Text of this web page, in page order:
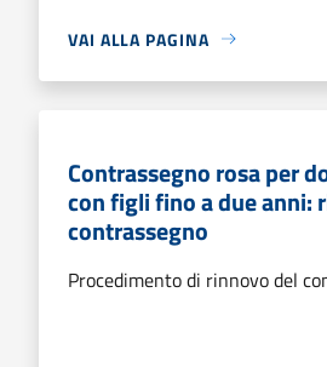
VAI ALLA PAGINA
Contrassegno rosa per
con figli fino a due anni:
contrassegno
Procedimento di rinnovo del